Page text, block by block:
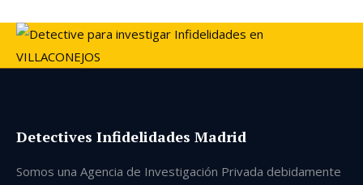
Detectives Infidelidades Madrid
Somos una Agencia de Investigación Privada debidamente